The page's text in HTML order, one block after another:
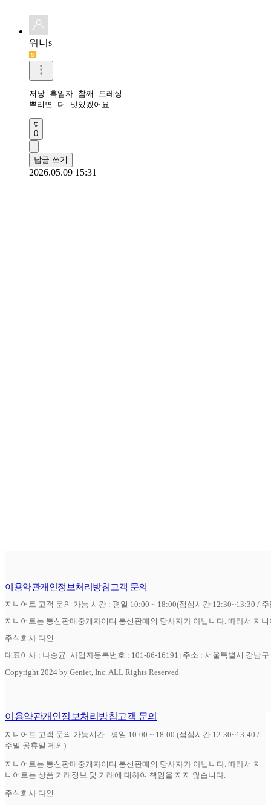
워니s
저당 흑임자 참깨 드레싱
뿌리면 더 맛있겠어요
0
답글 쓰기
2026.05.09 15:31
이용약관개인정보처리방침고객 문의
지니어트 고객 문의 가능 시간 : 평일 10:00 ~ 18:00(점심시간 12:30~13:30 /
지니어트는 통신판매중개자이며 통신판매의 당사자가 아닙니다. 따라서 지
주식회사 다인
대표이사 : 나승균 사업자등록번호 : 101-86-16191
주소 : 서울특별시 강남
Copyright 2024 by Geniet, Inc. ALL Rights Reserved
이용약관개인정보처리방침고객 문의
지니어트 고객 문의 가능시간 : 평일 10:00 ~ 18:00 (점심시간 12:30~13:40 /
주말 공휴일 제외)
지니어트는 통신판매중개자이며 통신판매의 당사자가 아닙니다. 따라서 지
니어트는 상품 거래정보 및 거래에 대하여 책임을 지지 않습니다.
주식회사 다인